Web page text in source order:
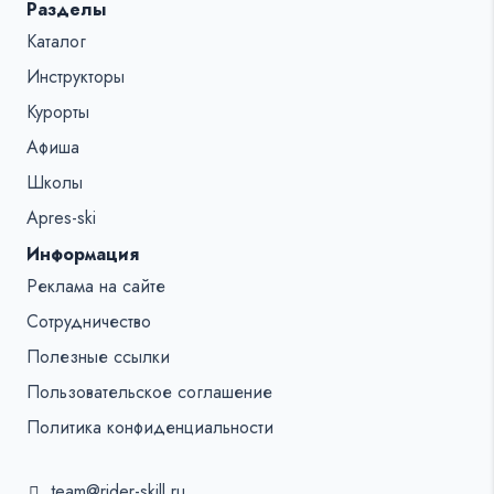
Разделы
Каталог
Инструкторы
Курорты
Афиша
Школы
Apres-ski
Информация
Реклама на сайте
Сотрудничество
Полезные ссылки
Пользовательское соглашение
Политика конфиденциальности